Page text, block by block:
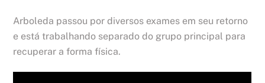
Arboleda passou por diversos exames em seu retorno
e está trabalhando separado do grupo principal para
recuperar a forma física.